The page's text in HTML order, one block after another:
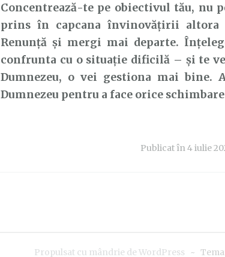
Concentrează-te pe obiectivul tău, nu
prins în capcana învinovățirii altora
Renunță și mergi mai departe.
confrunta cu o situație dificilă – și te
Dumnezeu, o vei gestiona mai bine.
Dumnezeu pentru a face orice
Publicat în4 iulie
Propulsat cu mândrie de WordPress ~